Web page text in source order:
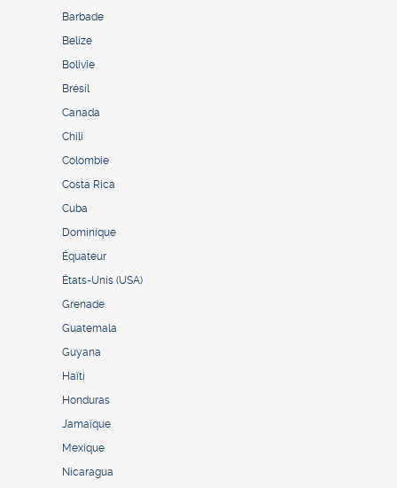
Barbade
Belize
Bolivie
Brésil
Canada
Chili
Colombie
Costa Rica
Cuba
Dominique
Équateur
États-Unis (USA)
Grenade
Guatemala
Guyana
Haïti
Honduras
Jamaïque
Mexique
Nicaragua